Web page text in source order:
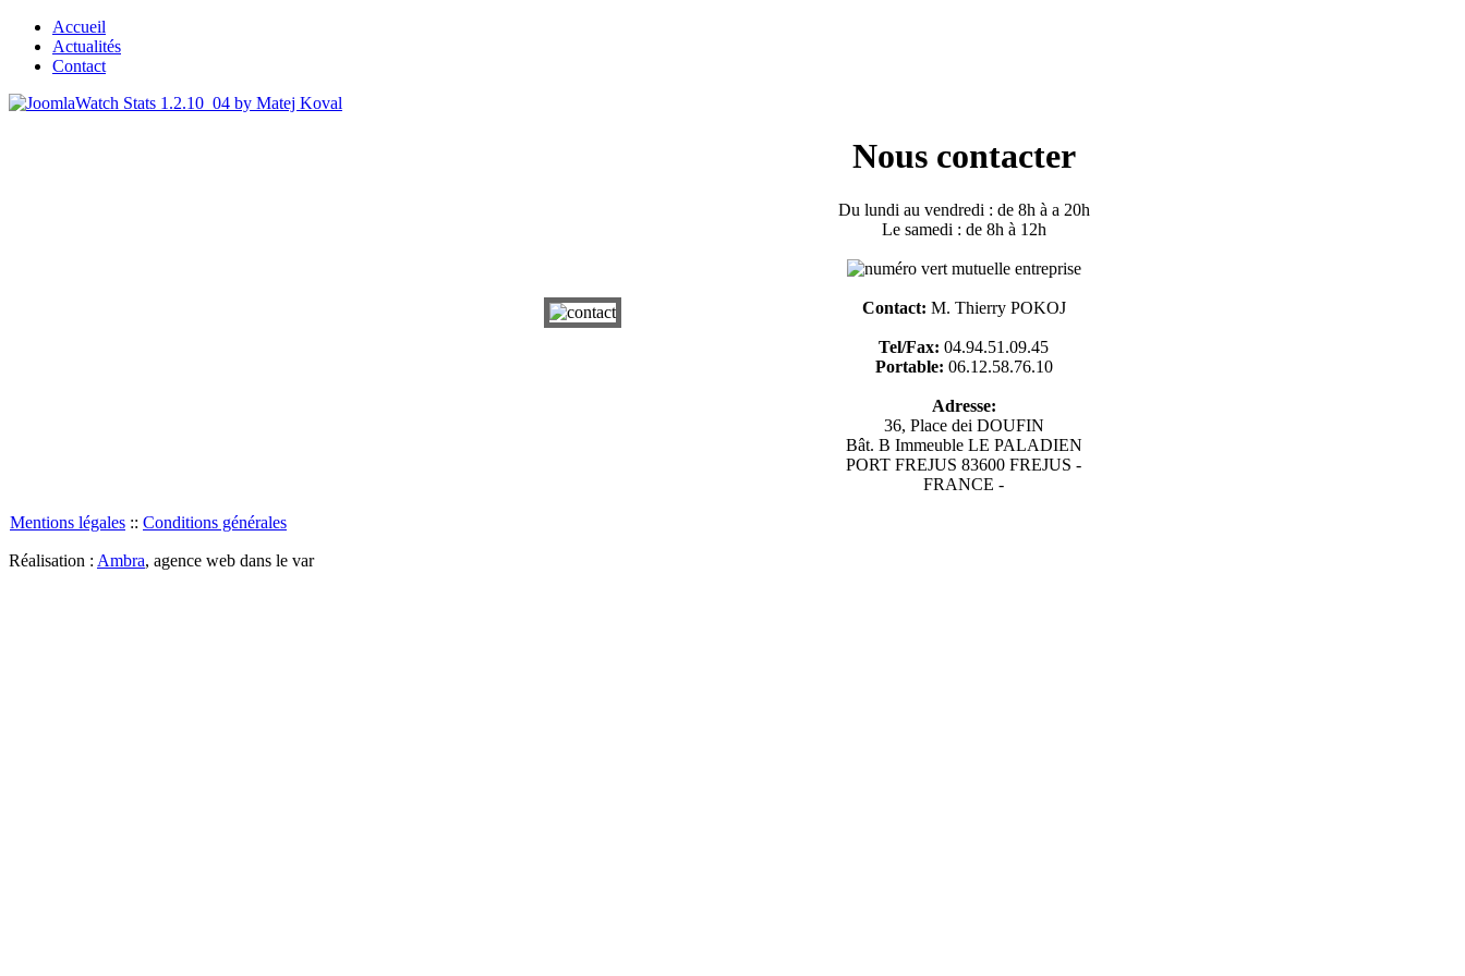
Accueil
Actualités
Contact
Nous contacter
Du lundi au vendredi : de 8h à a 20h
Le samedi : de 8h à 12h
Contact: M. Thierry POKOJ
Tel/Fax: 04.94.51.09.45
Portable: 06.12.58.76.10
Adresse:
36, Place dei DOUFIN
Bât. B Immeuble LE PALADIEN
PORT FREJUS 83600 FREJUS -
FRANCE -
Mentions légales :: Conditions générales
Réalisation : Ambra, agence web dans le var